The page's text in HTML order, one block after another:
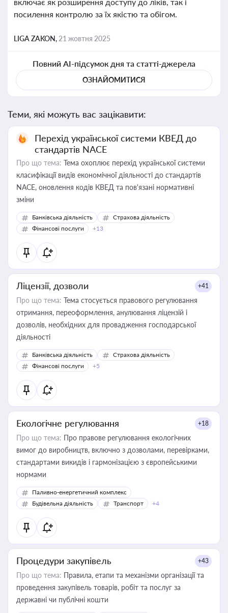
посилення контролю за їх якістю та обігом.
LIGA ZAKON, 21 жовтня 2025
Повний AI-підсумок дня та статті-джерела
ОЗНАЙОМИТИСЯ
Теми, які можуть вас зацікавити:
Перехід української системи КВЕД до
стандартів NACE
Про що тема: Тема охоплює перехід української системи
класифікації видів економічної діяльності до стандартів
NACE, оновлення кодів КВЕД та пов'язані нормативні
зміни
Банківська діяльність
Страхова діяльність
Фінансові послуги
+13
Ліцензії, дозволи +41
Про що тема: Тема стосується правового регулювання
отримання, переоформлення, анулювання ліцензій і
дозволів, необхідних для провадження господарської
діяльності
Банківська діяльність
Страхова діяльність
Фінансові послуги
+5
Екологічне регулювання +18
Про що тема: Про правове регулювання екологічних
вимог до виробництв, включно з дозволами, перевірками,
стандартами викидів і гармонізацією з європейськими
нормами
Паливно-енергетичний комплекс
Будівельна діяльність
Транспорт +4
Процедури закупівель +43
Про що тема: Правила, етапи та механізми організації та
проведення закупівель товарів, робіт та послуг за
державні чи публічні кошти